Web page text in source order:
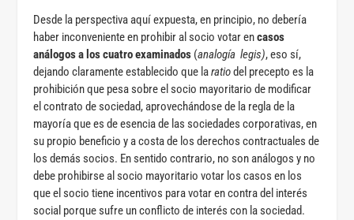
Desde la perspectiva aquí expuesta, en principio, no debería
haber inconveniente en prohibir al socio votar encasos
análogos a los cuatro examinados (analogía legis), eso sí,
dejando claramente establecido que laratiodel precepto es la
prohibición que pesa sobre el socio mayoritario de modificar
el contrato de sociedad, aprovechándose de la regla de la
mayoría que es de esencia de las sociedades corporativas, en
su propio beneficio y a costa de los derechos contractuales de
los demás socios. En sentido contrario, no son análogos y no
debe prohibirse al socio mayoritario votar los casos en los
que el socio tiene incentivos para votar en contra del interés
social porque sufre un conflicto de interés con la sociedad.